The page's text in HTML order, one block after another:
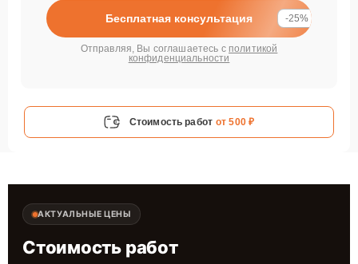
Бесплатная консультация -25%
Отправляя, Вы соглашаетесь с политикой
конфиденциальности
Стоимость работ от 500 ₽
АКТУАЛЬНЫЕ ЦЕНЫ
Стоимость работ